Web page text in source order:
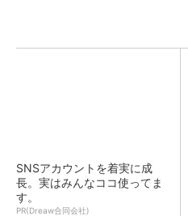
SNSアカウントを着実に成
長。実はみんなココ使ってま
す。
PR(Dreaw合同会社)